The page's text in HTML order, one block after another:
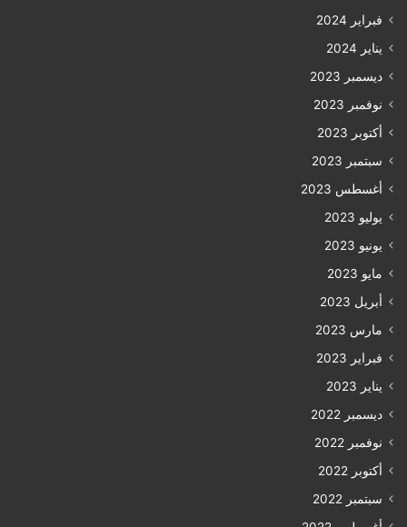
فبراير 2024
يناير 2024
ديسمبر 2023
نوفمبر 2023
أكتوبر 2023
سبتمبر 2023
أغسطس 2023
يوليو 2023
يونيو 2023
مايو 2023
أبريل 2023
مارس 2023
فبراير 2023
يناير 2023
ديسمبر 2022
نوفمبر 2022
أكتوبر 2022
سبتمبر 2022